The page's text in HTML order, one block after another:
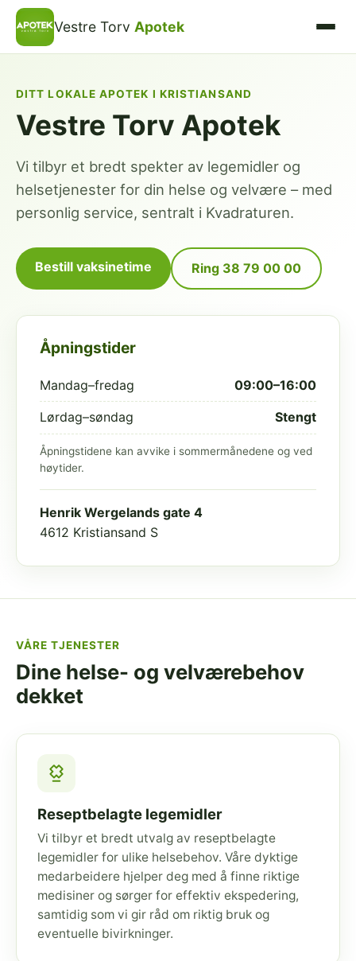
Vestre Torv Apotek
DITT LOKALE APOTEK I KRISTIANSAND
Vestre Torv Apotek
Vi tilbyr et bredt spekter av legemidler og
helsetjenester for din helse og velvære – med
personlig service, sentralt i Kvadraturen.
Bestill vaksinetime Ring 38 79 00 00
Åpningstider
Mandag–fredag 09:00–16:00
Lørdag–søndag Stengt
Åpningstidene kan avvike i sommermånedene og ved
høytider.
Henrik Wergelands gate 4
4612 Kristiansand S
VÅRE TJENESTER
Dine helse- og velværebehov
dekket
Reseptbelagte legemidler
Vi tilbyr et bredt utvalg av reseptbelagte
legemidler for ulike helsebehov. Våre dyktige
medarbeidere hjelper deg med å finne riktige
medisiner og sørger for effektiv ekspedering,
samtidig som vi gir råd om riktig bruk og
eventuelle bivirkninger.